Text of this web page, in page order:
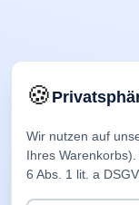
🍪
Wir nutzen auf
Ihres
6 Abs. 1 lit. a